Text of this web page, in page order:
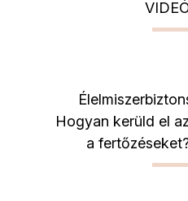
Hogyan kerüld el
a